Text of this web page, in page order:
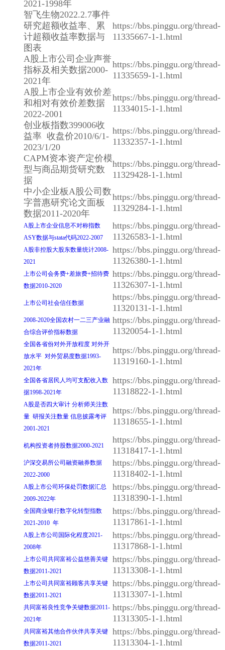
2021-1998年
智飞生物2022.2.7事件
研究超额收益率、累
计超额收益率数据与
图表
https://bbs.pinggu.org/thread-
11335667-1-1.html
A股上市公司企业声誉
指标及相关数据2000-
2021年
https://bbs.pinggu.org/thread-
11335659-1-1.html
A股上市企业有效价差
和相对有效价差数据
2022-2001
https://bbs.pinggu.org/thread-
11334015-1-1.html
创业板指数399006收
益率 收盘价2010/6/1-
2023/1/20
https://bbs.pinggu.org/thread-
11332357-1-1.html
CAPM资本资产定价模
型与商品期货研究数
据
https://bbs.pinggu.org/thread-
11329428-1-1.html
中小企业板A股公司数
字普惠研究论文面板
数据2011-2020年
https://bbs.pinggu.org/thread-
11329284-1-1.html
A股上市企业信息不对称指数
ASY数据与stata代码2022-2007
https://bbs.pinggu.org/thread-
11326583-1-1.html
A股非控股大股东数量统计2008-
2021
https://bbs.pinggu.org/thread-
11326380-1-1.html
上市公司会务费+差旅费+招待费
数据2010-2020
https://bbs.pinggu.org/thread-
11326307-1-1.html
上市公司社会信任数据
https://bbs.pinggu.org/thread-
11320131-1-1.html
2008-2020全国农村一二三产业融
合综合评价指标数据
https://bbs.pinggu.org/thread-
11320054-1-1.html
全国各省份对外开放程度 对外开
放水平 对外贸易度数据1993-
2021年
https://bbs.pinggu.org/thread-
11319160-1-1.html
全国各省居民人均可支配收入数
据1998-2021年
https://bbs.pinggu.org/thread-
11318822-1-1.html
A股是否四大审计 分析师关注数
量 研报关注数量 信息披露考评
2001-2021
https://bbs.pinggu.org/thread-
11318655-1-1.html
机构投资者持股数据2000-2021
https://bbs.pinggu.org/thread-
11318417-1-1.html
沪深交易所公司融资融券数据
2022-2000
https://bbs.pinggu.org/thread-
11318402-1-1.html
A股上市公司环保处罚数据汇总
2009-2022年
https://bbs.pinggu.org/thread-
11318390-1-1.html
全国商业银行数字化转型指数
2021-2010 年
https://bbs.pinggu.org/thread-
11317861-1-1.html
A股上市公司国际化程度2021-
2008年
https://bbs.pinggu.org/thread-
11317868-1-1.html
上市公司共同富裕公益慈善关键
数据2011-2021
https://bbs.pinggu.org/thread-
11313308-1-1.html
上市公司共同富裕顾客共享关键
数据2011-2021
https://bbs.pinggu.org/thread-
11313307-1-1.html
共同富裕良性竞争关键数据2011-
2021年
https://bbs.pinggu.org/thread-
11313305-1-1.html
共同富裕其他合作伙伴共享关键
数据2011-2021
https://bbs.pinggu.org/thread-
11313304-1-1.html